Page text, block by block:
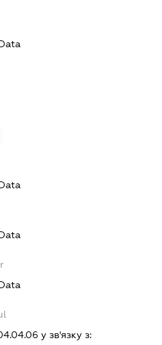
у зв'язку з: